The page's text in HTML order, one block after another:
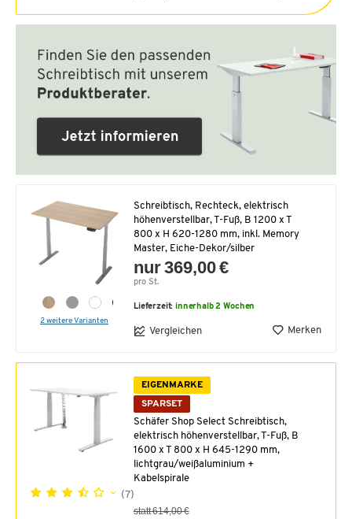
2 weitere Varianten
Schreibtisch, Rechteck, elektrisch
höhenverstellbar, T-Fuß, B 1200 x T
800 x H 620-1280 mm, inkl. Memory
Master, Eiche-Dekor/silber
nur 369,00 €
pro St.
Lieferzeit:innerhalb 2 Wochen
Vergleichen Merken
EIGENMARKE
SPARSET
Schäfer Shop Select Schreibtisch,
elektrisch höhenverstellbar, T-Fuß, B
1600 x T 800 x H 645-1290 mm,
lichtgrau/weißaluminium +
Kabelspirale
(7)
statt 614,00 €